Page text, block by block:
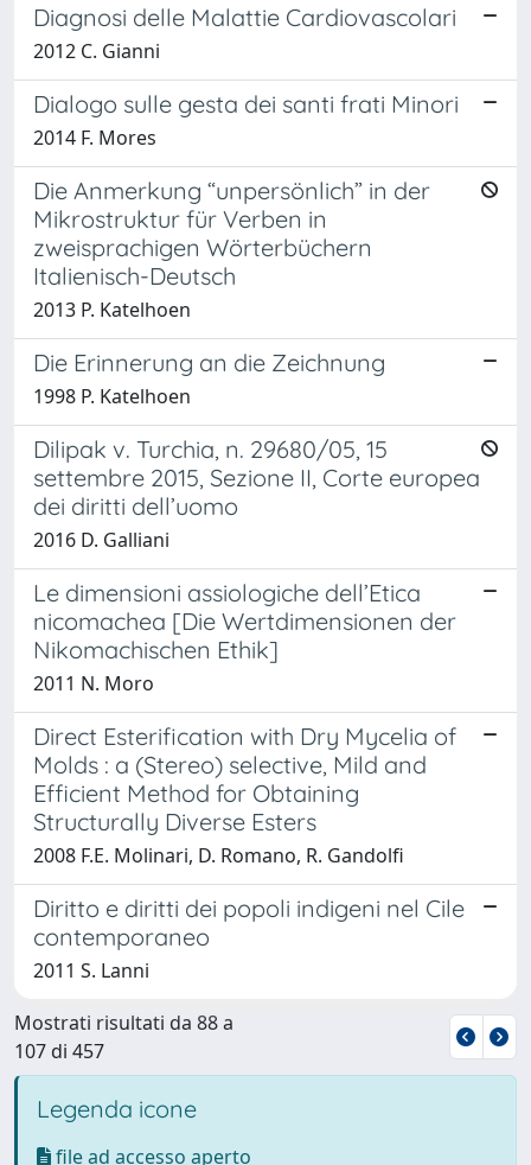
Diagnosi delle Malattie Cardiovascolari
2012 C. Gianni
Dialogo sulle gesta dei santi frati Minori
2014 F. Mores
Die Anmerkung “unpersönlich” in der
Mikrostruktur für Verben in
zweisprachigen Wörterbüchern
Italienisch-Deutsch
2013 P. Katelhoen
Die Erinnerung an die Zeichnung
1998 P. Katelhoen
Dilipak v. Turchia, n. 29680/05, 15
settembre 2015, Sezione II, Corte europea
dei diritti dell’uomo
2016 D. Galliani
Le dimensioni assiologiche dell’Etica
nicomachea [Die Wertdimensionen der
Nikomachischen Ethik]
2011 N. Moro
Direct Esterification with Dry Mycelia of
Molds : a (Stereo) selective, Mild and
Efficient Method for Obtaining
Structurally Diverse Esters
2008 F.E. Molinari, D. Romano, R. Gandolfi
Diritto e diritti dei popoli indigeni nel Cile
contemporaneo
2011 S. Lanni
Mostrati risultati da 88 a
107 di 457
Legenda icone
file ad accesso aperto